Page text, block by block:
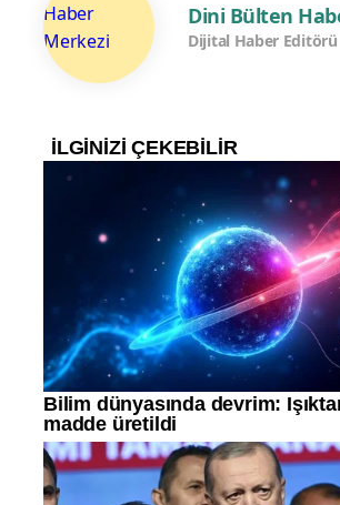
Dini Bülten
Dijital Haber Editörü